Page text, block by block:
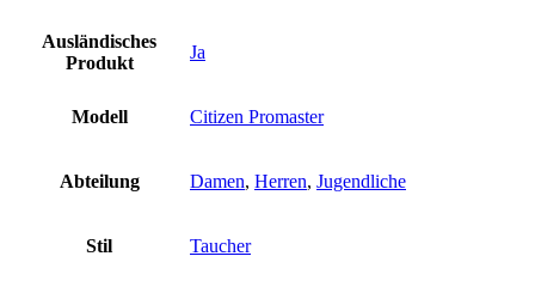
09EEM
20bar
schwarz
Menge
Ausländisches
Produkt
Ja
Modell Citizen Promaster
Abteilung Damen, Herren, Jugendliche
Stil Taucher